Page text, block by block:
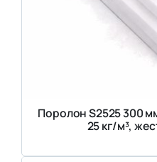
Поролон S2525 300
25 кг/м³,